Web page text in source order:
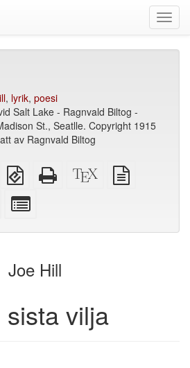
, lyrik, poesi
Salt Lake - Ragnvald Biltog -
St., Seatlle. Copyright 1915
av Ragnvald Biltog
Letter
imposed
PDF
EPUB
(för
mobila
enheter)
Fristående
HTML
XeLaTeX
källa
Lägg
text
bokskaparen
for
bookbuilder
Joe Hill
sista vilja